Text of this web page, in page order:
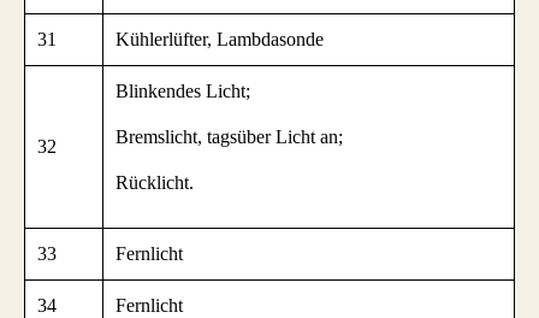
31 Kühlerlüfter, Lambdasonde
32
Blinkendes Licht;
Bremslicht, tagsüber Licht an;
Rücklicht.
33 Fernlicht
34 Fernlicht